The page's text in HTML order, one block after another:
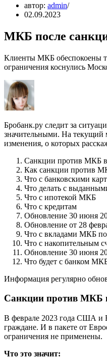
автор: admin
02.09.2023
МКБ после
Клиенты МКБ обеспокоены
ограничения коснулись
Бробанк.ру следит за
значительными. На текущий
изменения, о которых
Санкции против МКБ в
Как санкции против
Что с банковскими
Что делать с
Что с ипотекой МКБ
Что с кредитам
Обновление 30 июня
Обновление от 28
Что с вкладами МКБ
Что с накопительным
Обновление 30 июня
Что будет с банком
Информация регулярно
Санкции против МКБ
В феврале 2023 года США и
граждане. И в пакете от
ограничения не применены.
Что это значит: